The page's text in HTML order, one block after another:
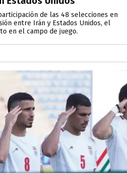
de las 48 selecciones en
entre Irán y Estados Unidos, el
en el campo de juego.